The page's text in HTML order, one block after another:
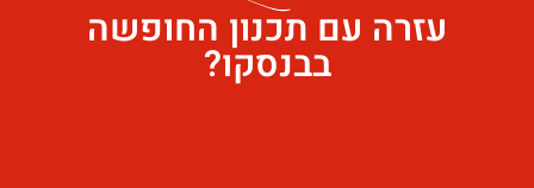
עזרה עם תכנון החופשה
בבנסקו?